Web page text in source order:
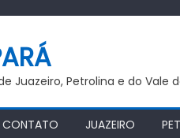
Juazeiro, Petrolina e do Vale
CONTATO JUAZEIRO